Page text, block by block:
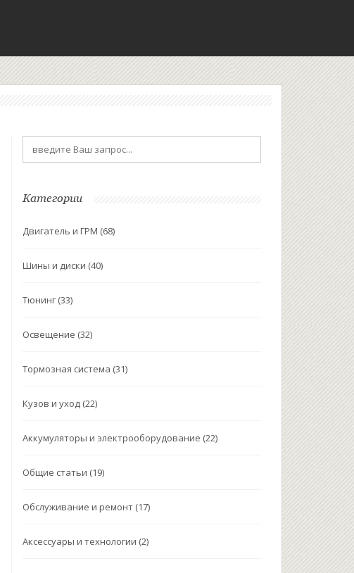
Категории
Двигатель и ГРМ (68)
Шины и диски (40)
Тюнинг (33)
Освещение (32)
Тормозная система (31)
Кузов и уход (22)
Аккумуляторы и электрооборудование (22)
Общие статьи (19)
Обслуживание и ремонт (17)
Аксессуары и технологии (2)